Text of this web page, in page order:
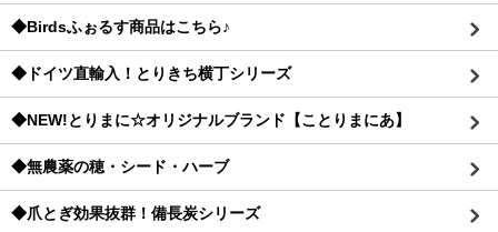
◆Birdsふぉるす商品はこちら♪
◆ドイツ直輸入！とりきち横丁シリーズ
◆NEW!とりまに☆オリジナルブランド【ことりまにあ】
◆無農薬の穂・シード・ハーブ
◆爪とぎ効果抜群！備長炭シリーズ